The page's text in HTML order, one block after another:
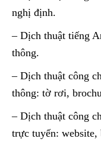
nghị định.
– Dịch thuật tiếng
thông.
– Dịch thuật công
thông: tờ rơi,
– Dịch thuật công
trực tuyến: